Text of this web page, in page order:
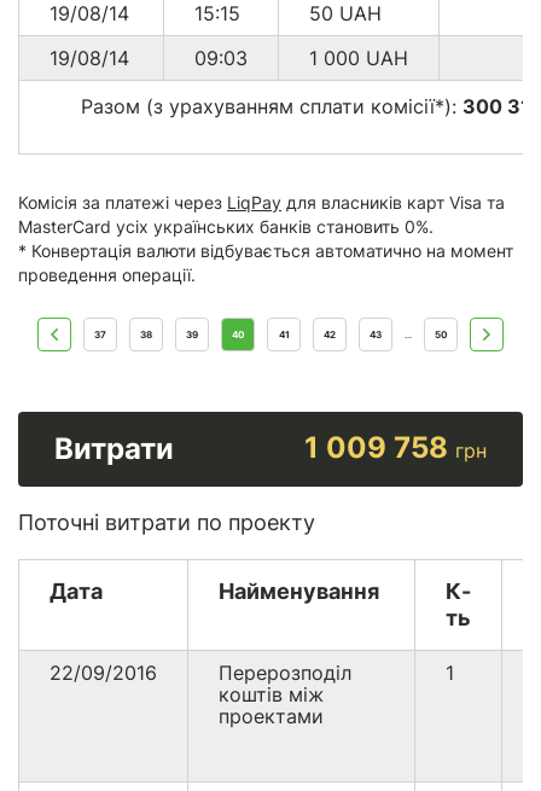
19/08/14
15:15 50 UAH
19/08/14
09:03 1 000 UAH
Разом (з урахуванням сплати комісії*): 300
Комісія за платежі через LiqPay для власників карт Visa та
MasterCard усіх українських банків становить 0%.
* Конвертація валюти відбувається автоматично на момент
проведення операції.
37 38 39 40 41 42 43 ... 50
Витрати 1 009 758 грн
Поточні витрати по проекту
Дата Найменування
К-
ть
22/09/2016
Перерозподіл
коштів між
проектами
1